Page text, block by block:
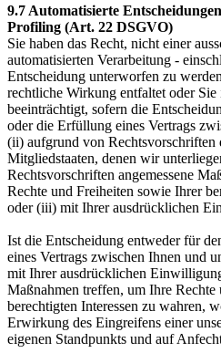
9.7 Automatisierte
Profiling (Art. 22 DSGVO)
Sie haben das Recht, nicht einer
automatisierten Verarbeitung -
Entscheidung unterworfen zu
rechtliche Wirkung entfaltet oder
beeinträchtigt, sofern die
oder die Erfüllung eines Vertrags
(ii) aufgrund von Rechtsvorschriften
Mitgliedstaaten, denen wir
Rechtsvorschriften angemessene
Rechte und Freiheiten sowie Ihrer
oder (iii) mit Ihrer ausdrücklichen
Ist die Entscheidung entweder für
eines Vertrags zwischen Ihnen und
mit Ihrer ausdrücklichen
Maßnahmen treffen, um Ihre
berechtigten Interessen zu wahren,
Erwirkung des Eingreifens einer
eigenen Standpunkts und auf